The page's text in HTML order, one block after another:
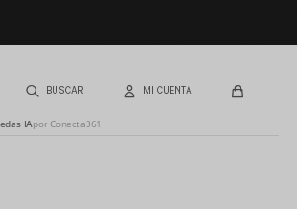
IApor Conecta361